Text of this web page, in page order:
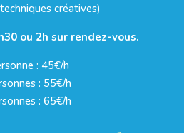
créatives)
ou 2h sur rendez-vous.
: 45€/h
: 55€/h
: 65€/h